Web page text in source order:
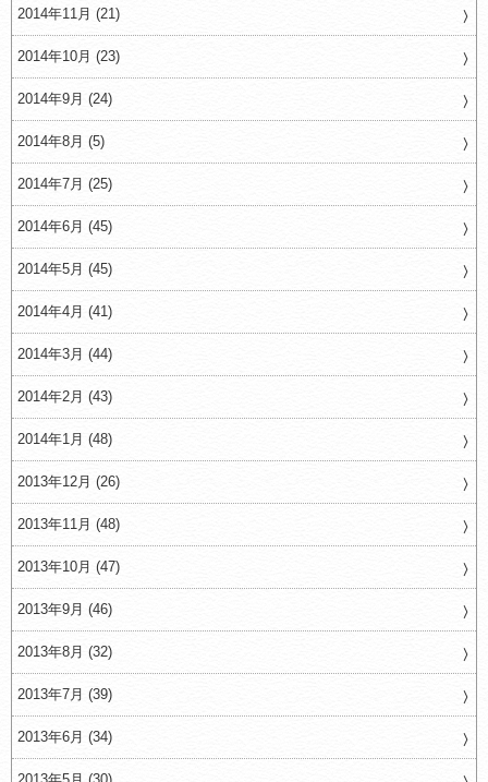
2014年11月 (21)
2014年10月 (23)
2014年9月 (24)
2014年8月 (5)
2014年7月 (25)
2014年6月 (45)
2014年5月 (45)
2014年4月 (41)
2014年3月 (44)
2014年2月 (43)
2014年1月 (48)
2013年12月 (26)
2013年11月 (48)
2013年10月 (47)
2013年9月 (46)
2013年8月 (32)
2013年7月 (39)
2013年6月 (34)